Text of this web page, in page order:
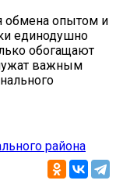
обмена опытом и
единодушно
обогащают
важным
района